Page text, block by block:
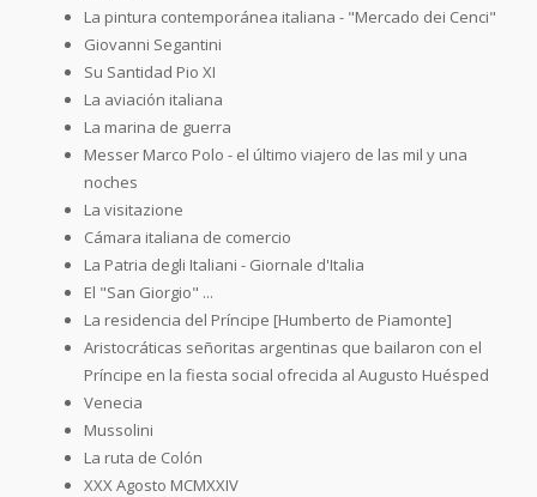
La pintura contemporánea italiana - "Mercado dei Cenci"
Giovanni Segantini
Su Santidad Pio XI
La aviación italiana
La marina de guerra
Messer Marco Polo - el último viajero de las mil y una
noches
La visitazione
Cámara italiana de comercio
La Patria degli Italiani - Giornale d'Italia
El "San Giorgio" ...
La residencia del Príncipe [Humberto de Piamonte]
Aristocráticas señoritas argentinas que bailaron con el
Príncipe en la fiesta social ofrecida al Augusto Huésped
Venecia
Mussolini
La ruta de Colón
XXX Agosto MCMXXIV